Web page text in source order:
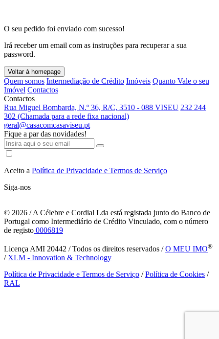
O seu pedido foi enviado com sucesso!
Irá receber um email com as instruções para recuperar a sua
password.
Voltar à homepage
Quem somos Intermediação de Crédito Imóveis Quanto Vale o seu
Imóvel Contactos
Contactos
Rua Miguel Bombarda, N.º 36, R/C, 3510 - 088 VISEU 232 244
302 (Chamada para a rede fixa nacional)
geral@casacomcasaviseu.pt
Fique a par das novidades!
Aceito a Política de Privacidade e Termos de Serviço
Siga-nos
© 2026 / A Célebre e Cordial Lda está registada junto do Banco de
Portugal como Intermediário de Crédito Vinculado, com o número
de registo 0006819
Licença AMI 20442 / Todos os direitos reservados /O MEU IMO®
/ XLM - Innovation & Technology
Política de Privacidade e Termos de Serviço /Política de Cookies /
RAL